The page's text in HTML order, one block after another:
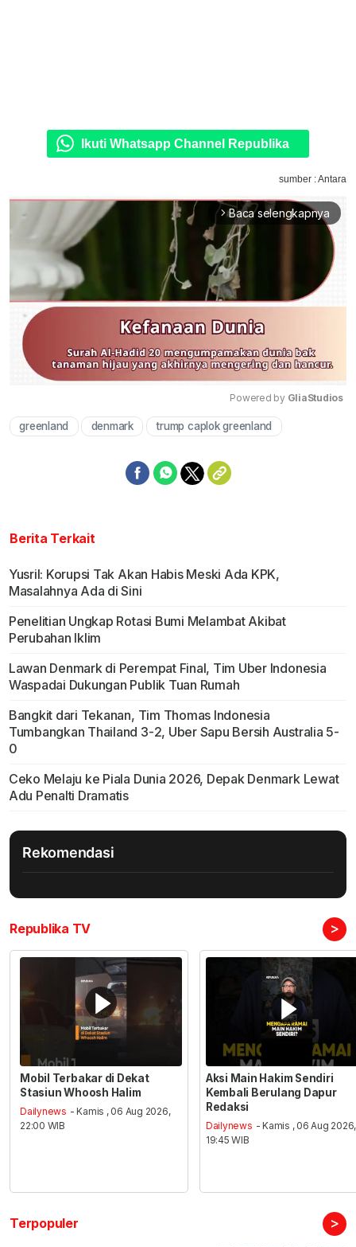
Ikuti Whatsapp Channel Republika
sumber : Antara
arrow_forward_ios Baca selengkapnya
Powered by GliaStudios
greenland denmark trump caplok greenland
Berita Terkait
Yusril: Korupsi Tak Akan Habis Meski Ada KPK,
Masalahnya Ada di Sini
Penelitian Ungkap Rotasi Bumi Melambat Akibat
Perubahan Iklim
Lawan Denmark di Perempat Final, Tim Uber Indonesia
Waspadai Dukungan Publik Tuan Rumah
Bangkit dari Tekanan, Tim Thomas Indonesia
Tumbangkan Thailand 3-2, Uber Sapu Bersih Australia 5-
0
Ceko Melaju ke Piala Dunia 2026, Depak Denmark Lewat
Adu Penalti Dramatis
Rekomendasi
Republika TV >
Mobil Terbakar di Dekat
Stasiun Whoosh Halim
Dailynews - Kamis , 06 Aug 2026,
22:00 WIB
Aksi Main Hakim Sendiri
Kembali Berulang Dapur
Redaksi
Dailynews - Kamis , 06 Aug 2026,
19:45 WIB
Terpopuler >